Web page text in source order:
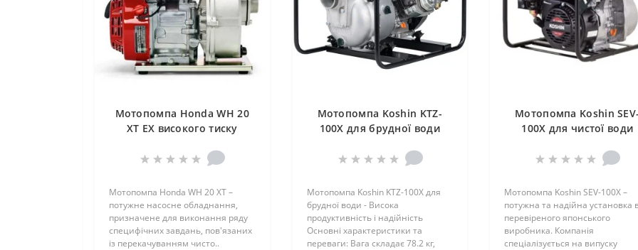
Мотопомпа Honda WH 20
XT EX високого тиску
Мотопомпа Honda WH 20 XT –
потужне насосне обладнання,
призначене для виконання ряду
специфічних завдань, пов'язаних
із перекачуванням чисто..
Мотопомпа Koshin KTZ-
100X для брудної води
Мотопомпа Koshin KTZ-100X для
брудної води - Висока
продуктивність і надійність
Основні характеристики та
переваги: Вага складає 78.2 кг,
Мотопомпа Koshin
100X для чистої води
Мотопомпа Koshin SEV-100X –
потужна та надійна установка
перевіреного японського
виробника. Компанія
спеціалізується на випуску